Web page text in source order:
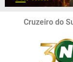
Cruzeiro do